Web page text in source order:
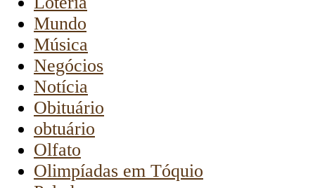
Mundo
Música
Negócios
Notícia
Obituário
obtuário
Olfato
Olimpíadas em Tóquio